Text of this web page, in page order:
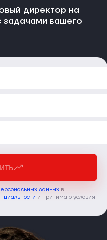
директор на
задачами вашего
данных в
и принимаю условия